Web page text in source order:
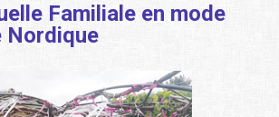
Familiale en mode
Nordique